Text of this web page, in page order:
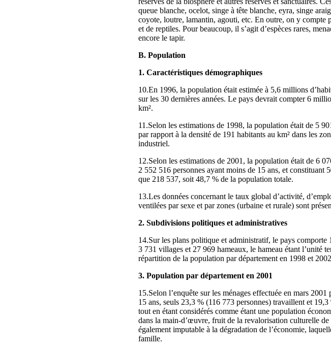
queue blanche, ocelot, singe à tête blanche, eyra, singe
coyote, loutre, lamantin, agouti, etc. En outre, on y compte
et de reptiles. Pour beaucoup, il s’agit d’espèces rares,
encore le tapir.
B. Population
1. Caractéristiques démographiques
10.En 1996, la population était estimée à 5,6 millions
sur les 30 dernières années. Le pays devrait compter 6
km².
11.Selon les estimations de 1998, la population était de 5
par rapport à la densité de 191 habitants au km² dans les
industriel.
12.Selon les estimations de 2001, la population était de 6
2 552 516 personnes ayant moins de 15 ans, et
que 218 537, soit 48,7 % de la population totale.
13.Les données concernant le taux global d’activité,
ventilées par sexe et par zones (urbaine et rurale) sont
2. Subdivisions politiques et administratives
14.Sur les plans politique et administratif, le pays comporte
3 731 villages et 27 969 hameaux, le hameau étant l’unité
répartition de la population par département en 1998 et
3. Population par département en 2001
15.Selon l’enquête sur les ménages effectuée en mars
15 ans, seuls 23,3 % (116 773 personnes) travaillent et
tout en étant considérés comme étant une population
dans la main‑d’œuvre, fruit de la revalorisation culturelle
également imputable à la dégradation de l’économie,
famille.